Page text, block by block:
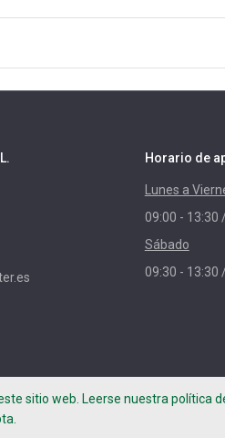
sitio web. Leerse nuestra política
Horario de
Lunes a
09:00 - 13:30
Sábado
09:30 - 13:30
BOTER, S.L.